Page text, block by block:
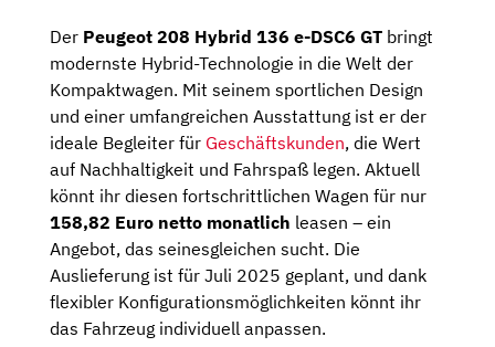
Der Peugeot 208 Hybrid 136 e-DSC6 GT bringt
modernste Hybrid-Technologie in die Welt der
Kompaktwagen. Mit seinem sportlichen Design
und einer umfangreichen Ausstattung ist er der
ideale Begleiter für Geschäftskunden, die Wert
auf Nachhaltigkeit und Fahrspaß legen. Aktuell
könnt ihr diesen fortschrittlichen Wagen für nur
158,82 Euro netto monatlich leasen – ein
Angebot, das seinesgleichen sucht. Die
Auslieferung ist für Juli 2025 geplant, und dank
flexibler Konfigurationsmöglichkeiten könnt ihr
das Fahrzeug individuell anpassen.